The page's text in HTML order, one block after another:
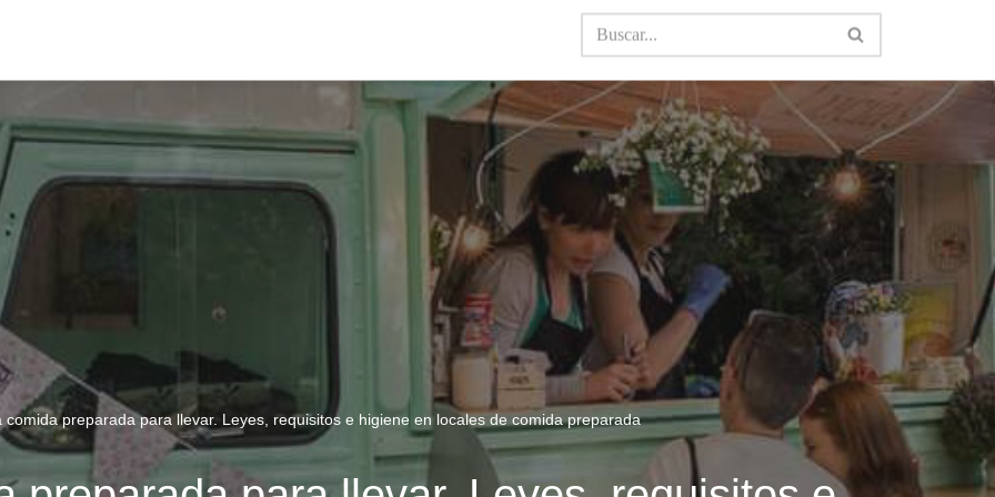
comida preparada para llevar. Leyes, requisitos e higiene en locales de comida preparada